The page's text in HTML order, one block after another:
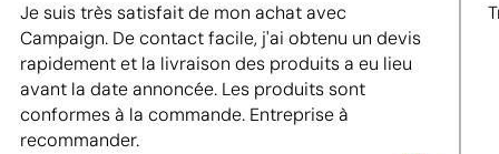
Je suis très satisfait de mon achat avec
Campaign. De contact facile, j'ai obtenu un devis
rapidement et la livraison des produits a eu lieu
avant la date annoncée. Les produits sont
conformes à la commande. Entreprise à
recommander.